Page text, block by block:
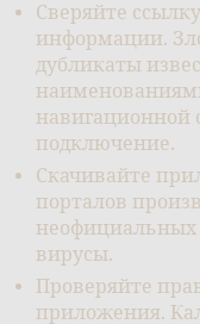
Сверяйте
информации.
дубликаты
навигационной
подключение.
Скачивайте
порталов
неофициальных
вирусы.
Проверяйте
приложения.